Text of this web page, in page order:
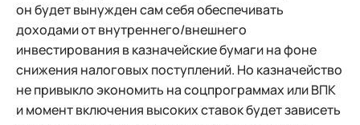
он будет вынужден сам себя обеспечивать
доходами от внутреннего/внешнего
инвестирования в казначейские бумаги на фоне
снижения налоговых поступлений. Но казначейство
не привыкло экономить на соцпрограммах или ВПК
и момент включения высоких ставок будет зависеть